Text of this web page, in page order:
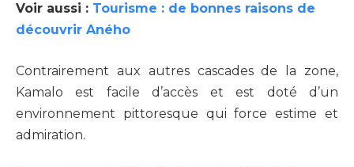
Voir aussi : Tourisme : de bonnes raisons de
découvrir Aného
Contrairement aux autres cascades de la zone,
Kamalo est facile d’accès et est doté d’un
environnement pittoresque qui force estime et
admiration.